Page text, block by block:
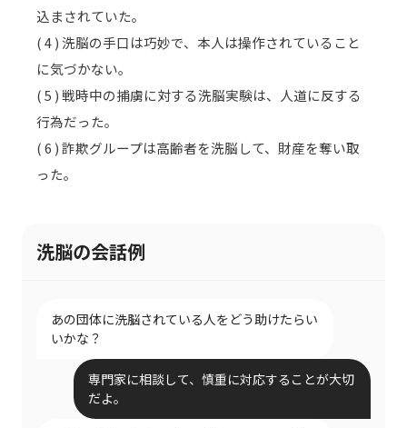
込まされていた。
( 4 ) 洗脳の手口は巧妙で、本人は操作されていること
に気づかない。
( 5 ) 戦時中の捕虜に対する洗脳実験は、人道に反する
行為だった。
( 6 ) 詐欺グループは高齢者を洗脳して、財産を奪い取
った。
洗脳の会話例
あの団体に洗脳されている人をどう助けたらい
いかな？
専門家に相談して、慎重に対応することが大切
だよ。